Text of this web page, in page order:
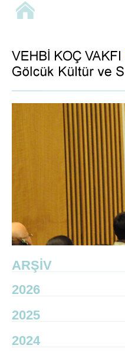
ARŞİV
2026
2025
2024